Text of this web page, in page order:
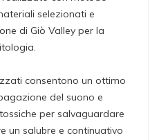
selezionati e
di Giò Valley per la
consentono un ottimo
del suono e
per salvaguardare
un salubre e continuativo